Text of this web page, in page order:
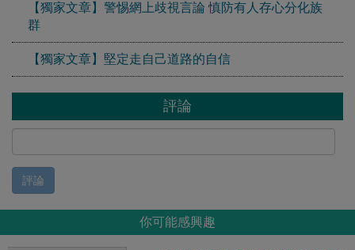
【獨家文章】警惕網上歧視言論 慎防有人存心分化族
群
【獨家文章】堅定走自己道路的自信
評論
評論
你可能感興趣